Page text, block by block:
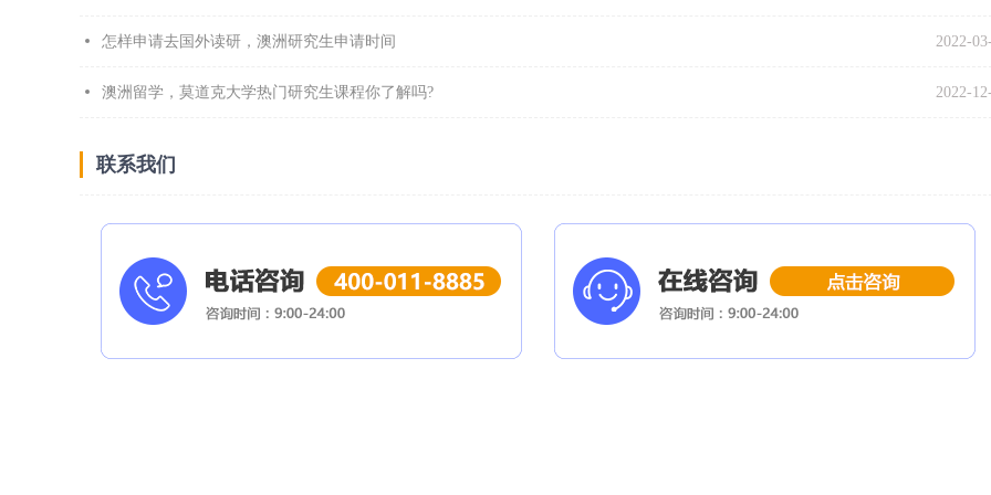
怎样申请去国外读研，澳洲研究生申请时间 2022-
澳洲留学，莫道克大学热门研究生课程你了解吗? 2022-
联系我们